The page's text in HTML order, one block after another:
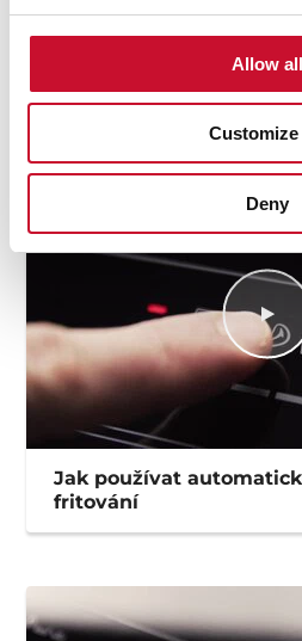
Allow all
Customize
Deny
Technický nákres
Snímky s vysokým
Jak používat
fritování